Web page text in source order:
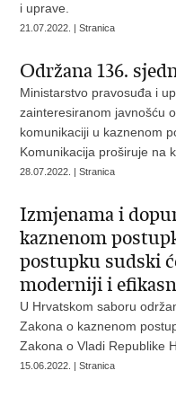
i uprave.
21.07.2022. | Stranica
Održana 136.
Ministarstvo pravosuđa i
zainteresiranom javnošću
komunikaciji u kaznenom
Komunikacija proširuje na
28.07.2022. | Stranica
Izmjenama i
kaznenom
postupku sudski
moderniji i
U Hrvatskom saboru
Zakona o kaznenom
Zakona o Vladi Republike
15.06.2022. | Stranica